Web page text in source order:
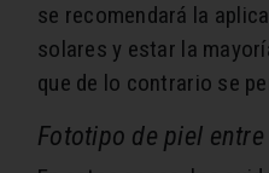
se recomendará la
solares y estar la
que de lo contrario se
Fototipo de piel entre